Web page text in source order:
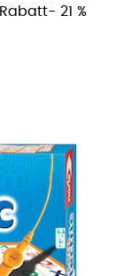
Rabatt- 21 %